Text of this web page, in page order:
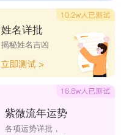
，然後制。
宥魁
姓名详批
揭秘姓名吉凶
紫微流年运势
各项运势详批，